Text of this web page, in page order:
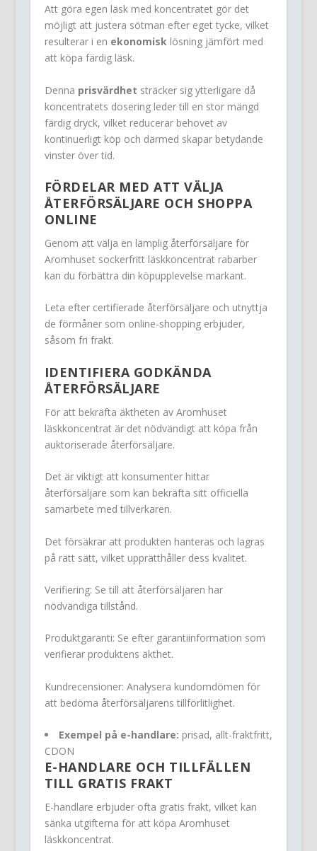
Att göra egen läsk med koncentratet gör det
möjligt att justera sötman efter eget tycke, vilket
resulterar i en ekonomisklösning jämfört med
att köpa färdig läsk.
Denna prisvärdhet sträcker sig ytterligare då
koncentratets dosering leder till en stor mängd
färdig dryck, vilket reducerar behovet av
kontinuerligt köp och därmed skapar betydande
vinster över tid.
FÖRDELAR MED ATT VÄLJA
ÅTERFÖRSÄLJARE OCH SHOPPA
ONLINE
Genom att välja en lämplig återförsäljare för
Aromhuset sockerfritt läskkoncentrat rabarber
kan du förbättra din köpupplevelse markant.
Leta efter certifierade återförsäljare och utnyttja
de förmåner som online-shopping erbjuder,
såsom fri frakt.
IDENTIFIERA GODKÄNDA
ÅTERFÖRSÄLJARE
För att bekräfta äktheten av Aromhuset
läskkoncentrat är det nödvändigt att köpa från
auktoriserade återförsäljare.
Det är viktigt att konsumenter hittar
återförsäljare som kan bekräfta sitt officiella
samarbete med tillverkaren.
Det försäkrar att produkten hanteras och lagras
på rätt sätt, vilket upprätthåller dess kvalitet.
Verifiering: Se till att återförsäljaren har
nödvändiga tillstånd.
Produktgaranti: Se efter garantiinformation som
verifierar produktens äkthet.
Kundrecensioner: Analysera kundomdömen för
att bedöma återförsäljarens tillförlitlighet.
Exempel på e-handlare: prisad, allt-fraktfritt,
CDON
E-HANDLARE OCH TILLFÄLLEN
TILL GRATIS FRAKT
E-handlare erbjuder ofta gratis frakt, vilket kan
sänka utgifterna för att köpa Aromhuset
läskkoncentrat.